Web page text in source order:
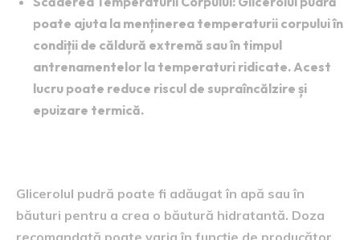
poate ajuta la menținerea temperaturii corpului în
condiții de căldură extremă sau în timpul
antrenamentelor la temperaturi ridicate. Acest
lucru poate reduce riscul de supraîncălzire și
epuizare termică.
Glicerolul pudră poate fi adăugat în apă sau în
băuturi pentru a crea o băutură hidratantă. Doza
recomandată poate varia în funcție de producător